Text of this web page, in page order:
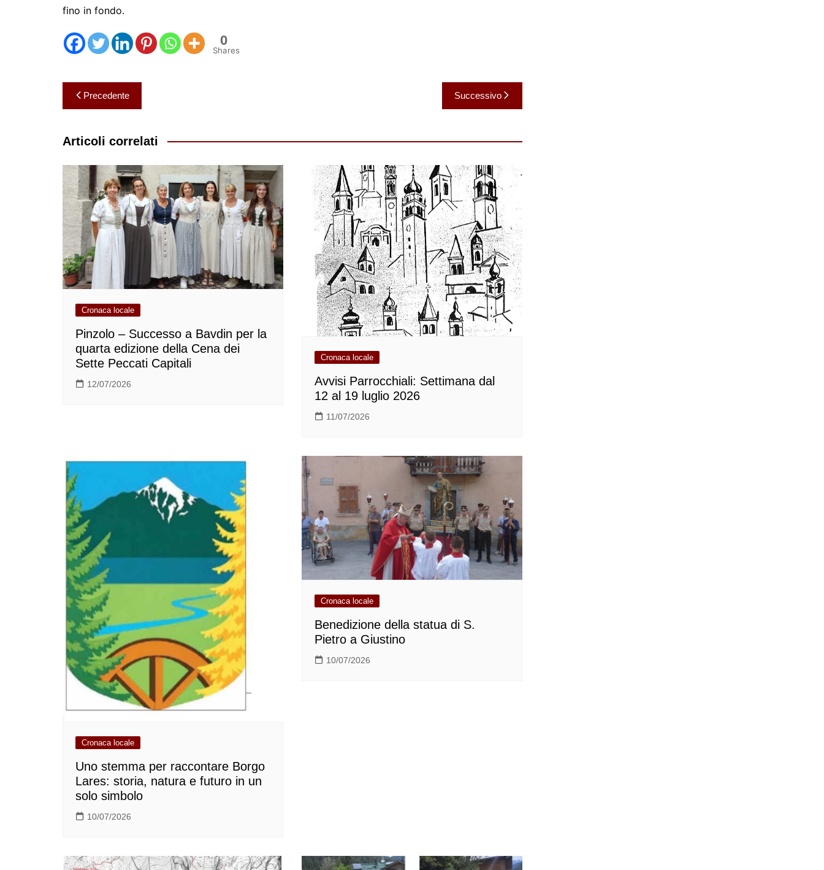
fino in fondo.
0
Shares
Navigazione
articoli
Precedente Successivo
Articoli correlati
Cronaca locale
Pinzolo – Successo a Bavdin per la
quarta edizione della Cena dei
Sette Peccati Capitali
12/07/2026
Cronaca locale
Avvisi Parrocchiali: Settimana dal
12 al 19 luglio 2026
11/07/2026
Cronaca locale
Uno stemma per raccontare Borgo
Lares: storia, natura e futuro in un
solo simbolo
10/07/2026
Cronaca locale
Benedizione della statua di S.
Pietro a Giustino
10/07/2026